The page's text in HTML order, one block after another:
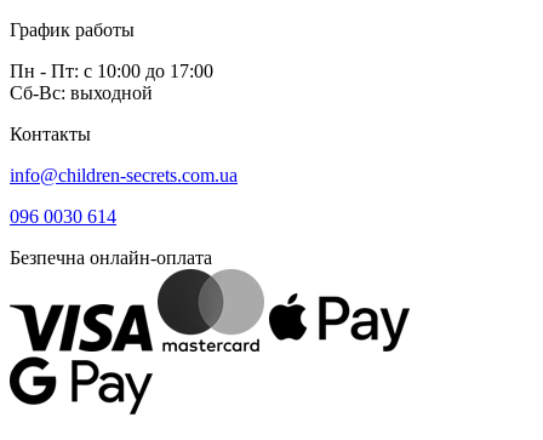
График работы
Пн - Пт: с 10:00 до 17:00
Сб-Вс: выходной
Контакты
info@children-secrets.com.ua
096 0030 614
Безпечна онлайн-оплата